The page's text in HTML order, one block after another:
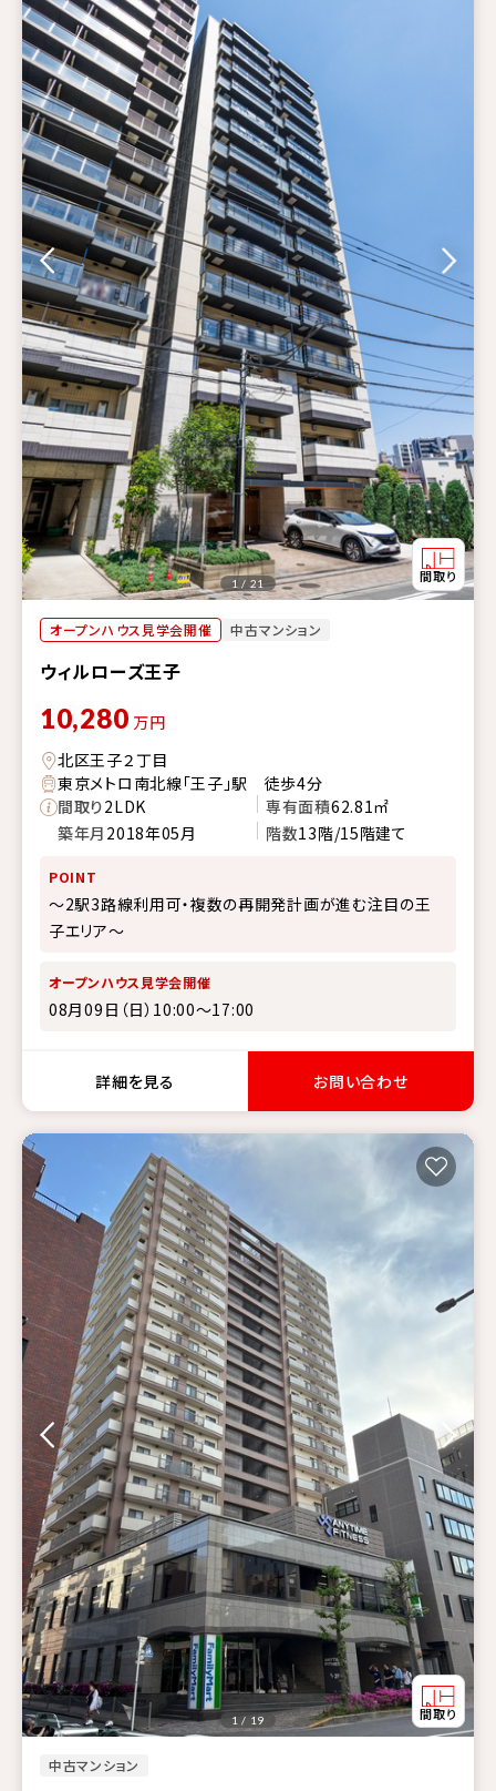
オープンハウス見学会開催 中古マンション
ウィルローズ王子
1 / 21
10,280 万円
北区王子２丁目
東京メトロ南北線「王子」駅 徒歩4分
間取り2LDK 専有面積62.81㎡
築年月 2018年05月 階数13階/15階建て
POINT
～2駅3路線利用可・複数の再開発計画が進む注目の王
子エリア～
オープンハウス見学会開催
08月09日（日）10:00～17:00
詳細を見る お問い合わせ
中古マンション
1 / 19